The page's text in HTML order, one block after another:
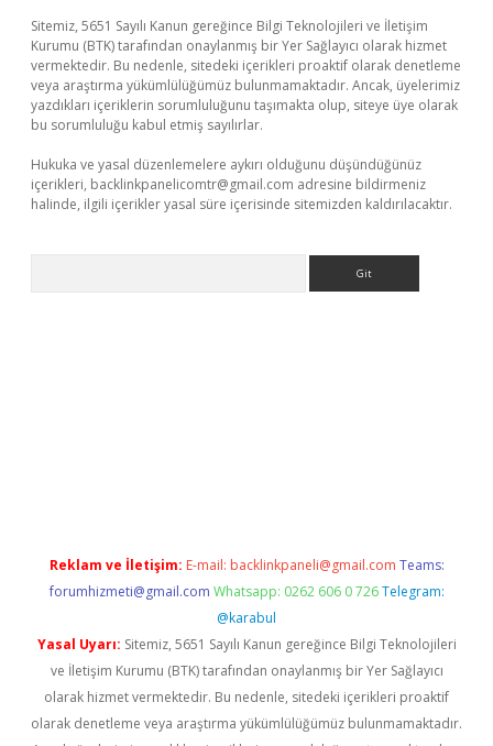
Sitemiz, 5651 Sayılı Kanun gereğince Bilgi Teknolojileri ve İletişim
Kurumu (BTK) tarafından onaylanmış bir Yer Sağlayıcı olarak hizmet
vermektedir. Bu nedenle, sitedeki içerikleri proaktif olarak denetleme
veya araştırma yükümlülüğümüz bulunmamaktadır. Ancak, üyelerimiz
yazdıkları içeriklerin sorumluluğunu taşımakta olup, siteye üye olarak
bu sorumluluğu kabul etmiş sayılırlar.
Hukuka ve yasal düzenlemelere aykırı olduğunu düşündüğünüz
içerikleri, backlinkpanelicomtr@gmail.com adresine bildirmeniz
halinde, ilgili içerikler yasal süre içerisinde sitemizden kaldırılacaktır.
Reklam ve İletişim: E-mail: backlinkpaneli@gmail.com Teams:
forumhizmeti@gmail.com Whatsapp: 0262 606 0 726 Telegram:
@karabul
Yasal Uyarı: Sitemiz, 5651 Sayılı Kanun gereğince Bilgi Teknolojileri
ve İletişim Kurumu (BTK) tarafından onaylanmış bir Yer Sağlayıcı
olarak hizmet vermektedir. Bu nedenle, sitedeki içerikleri proaktif
olarak denetleme veya araştırma yükümlülüğümüz bulunmamaktadır.